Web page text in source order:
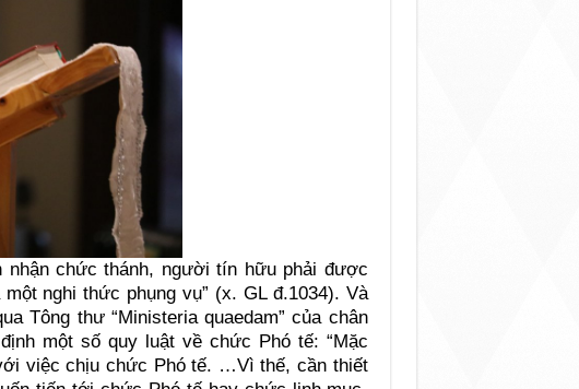
nhận chức thánh, người tín hữu phải được
nghi thức phụng vụ” (x. GL đ.1034). Và
Tông thư “Ministeria quaedam” của chân
một số quy luật về chức Phó tế: “Mặc
việc chịu chức Phó tế. …Vì thế, cần thiết